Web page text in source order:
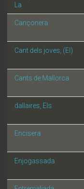
La
Cançonera
Cant dels joves, (El)
Cants de Mallorca
dallaires, Els
Encisera
Enjogassada